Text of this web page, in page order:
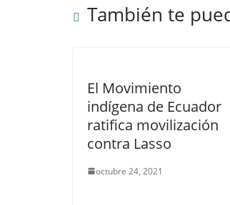
También te
El Movimiento
indígena de Ecuador
ratifica movilización
contra Lasso
octubre 24, 2021